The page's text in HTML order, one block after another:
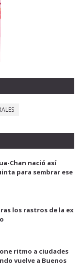
Chan nació así
para sembrar ese
los rastros de la ex
ritmo a ciudades
vuelve a Buenos